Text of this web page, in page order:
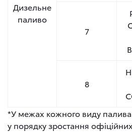
Дизельне
паливо
7
8
*У межах кожного виду
у порядку зростання